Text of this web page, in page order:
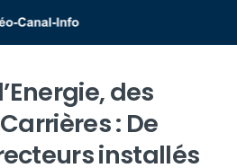
des
: De
installés